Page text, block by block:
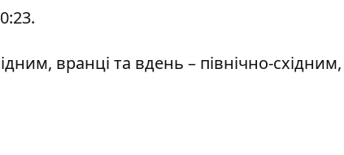
вранці та вдень – північно-